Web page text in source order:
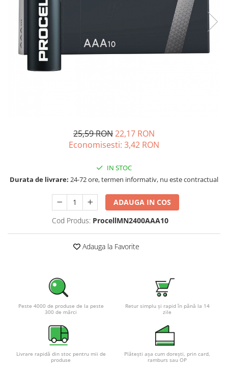
Incarcatoare acumulatori
Panouri fotovoltaice si accesorii
Panouri fotovoltaice
Sisteme prindere panouri
fotovoltaice
Accesorii
PWM
Convertoare de tensiune
Sisteme de stocare energie
Sisteme de Stocare Comerciale
Sisteme fotovoltaice de putere
mica (rulota/caravan/case de
vacanta)
Sisteme fotovoltaice profesionale
Pachete sisteme fotovoltaice
Statii de incarcare vehicule
electrice
Statii de incarcare
25,59 RON22,17 RON
Economisesti: 3,42 RON
IN STOC
Durata de livrare: 24-72 ore, termen informativ, nu este contractual
ADAUGA IN COS
Cod Produs: ProcellMN2400AAA10
Adauga la Favorite
Peste 4000 de produse de la peste
300 de mărci
Retur simplu și rapid în până la 14
zile
Livrare rapidă din stoc pentru mii de
produse
Plătești așa cum dorești, prin card,
ramburs sau OP